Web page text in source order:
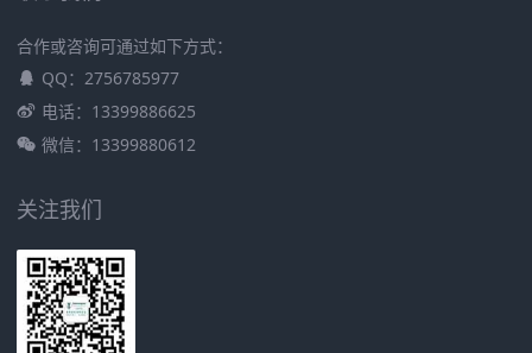
合作或咨询可通过如下方式：
QQ：2756785977
电话：13399886625
微信：13399880612
关注我们